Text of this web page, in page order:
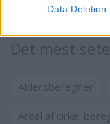
Data Deletion
Aldersberegner
Areal af cirkel